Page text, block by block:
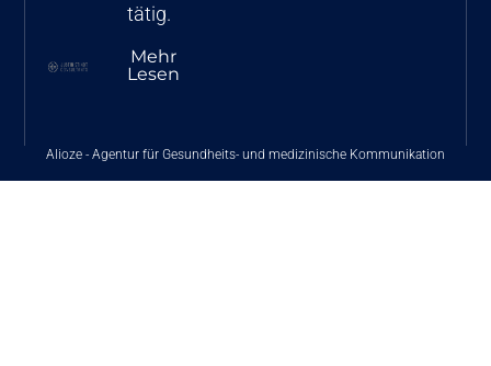
tätig.
Mehr
Lesen
Alioze - Agentur für Gesundheits- und medizinische Kommunikation